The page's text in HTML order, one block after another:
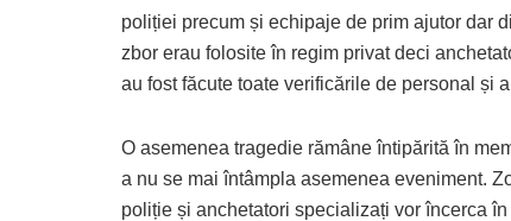
poliției precum și echipaje de prim ajutor dar
zbor erau folosite în regim privat deci
au fost făcute toate verificările de personal și
O asemenea tragedie rămâne întipărită în
a nu se mai întâmpla asemenea eveniment.
poliție și anchetatori specializați vor încerca